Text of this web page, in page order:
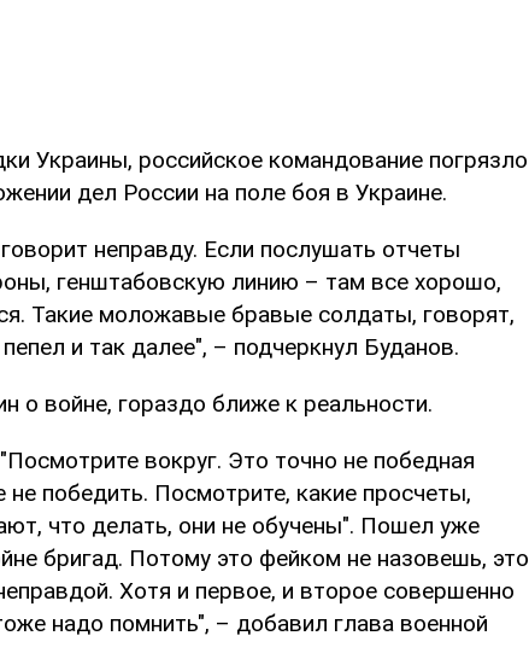
Украины, российское командование погрязло
дел России на поле боя в Украине.
неправду. Если послушать отчеты
генштабовскую линию – там все хорошо,
Такие моложавые бравые солдаты, говорят,
и так далее", – подчеркнул Буданов.
о войне, гораздо ближе к реальности.
вокруг. Это точно не победная
победить. Посмотрите, какие просчеты,
что делать, они не обучены". Пошел уже
бригад. Потому это фейком не назовешь, это
Хотя и первое, и второе совершенно
надо помнить", – добавил глава военной